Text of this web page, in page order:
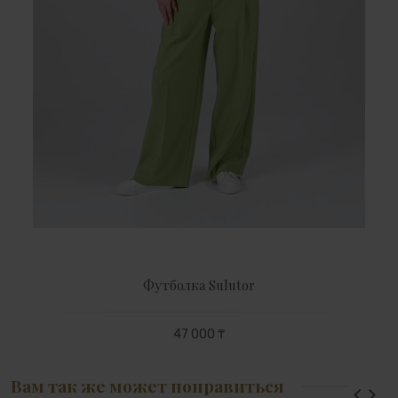
Футболка Sulutor
47 000 ₸
Вам так же может понравиться